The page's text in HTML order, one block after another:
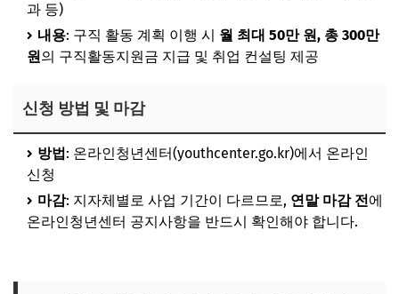
과 등)
내용: 구직 활동 계획 이행 시 월 최대 50만 원, 총 300만
원의 구직활동지원금 지급 및 취업 컨설팅 제공
신청 방법 및 마감
방법: 온라인청년센터(youthcenter.go.kr)에서 온라인
신청
마감: 지자체별로 사업 기간이 다르므로, 연말 마감 전에
온라인청년센터 공지사항을 반드시 확인해야 합니다.